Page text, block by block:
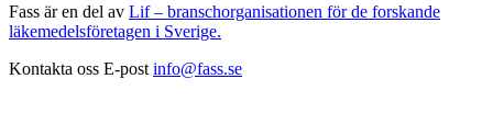
Fass är en del av Lif – branschorganisationen för de forskande
läkemedelsföretagen i Sverige.
Kontakta oss E-post info@fass.se